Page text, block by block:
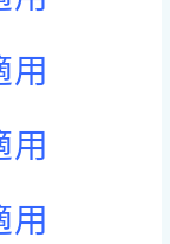
用
用
用